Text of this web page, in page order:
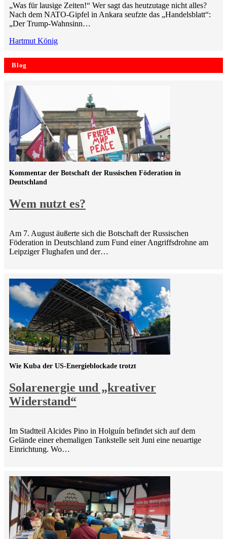
„Was für lausige Zeiten!“ Wer sagt das heutzutage nicht alles?
Nach dem NATO-Gipfel in Ankara seufzte das „Handelsblatt“:
„Der Trump-Wahnsinn…
Hartmut König
Blog
Wem nutzt es?
Kommentar der Botschaft der Russischen Föderation in
Deutschland
Am 7. August äußerte sich die Botschaft der Russischen
Föderation in Deutschland zum Fund einer Angriffsdrohne am
Leipziger Flughafen und der…
Solarenergie und „kreativer
Widerstand“
Wie Kuba der US-Energieblockade trotzt
Im Stadtteil Alcides Pino in Holguín befindet sich auf dem
Gelände einer ehemaligen Tankstelle seit Juni eine neuartige
Einrichtung. Wo…